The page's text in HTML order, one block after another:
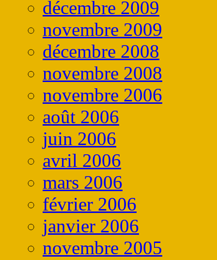
décembre 2009
novembre 2009
décembre 2008
novembre 2008
novembre 2006
août 2006
juin 2006
avril 2006
mars 2006
février 2006
janvier 2006
novembre 2005